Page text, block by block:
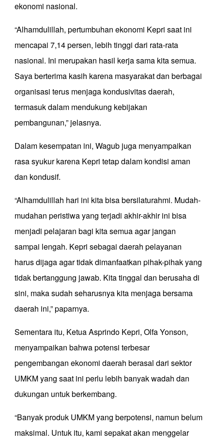
ekonomi nasional.
“Alhamdulillah, pertumbuhan ekonomi Kepri saat ini
mencapai 7,14 persen, lebih tinggi dari rata-rata
nasional. Ini merupakan hasil kerja sama kita semua.
Saya berterima kasih karena masyarakat dan berbagai
organisasi terus menjaga kondusivitas daerah,
termasuk dalam mendukung kebijakan
pembangunan,” jelasnya.
Dalam kesempatan ini, Wagub juga menyampaikan
rasa syukur karena Kepri tetap dalam kondisi aman
dan kondusif.
“Alhamdulillah hari ini kita bisa bersilaturahmi. Mudah-
mudahan peristiwa yang terjadi akhir-akhir ini bisa
menjadi pelajaran bagi kita semua agar jangan
sampai lengah. Kepri sebagai daerah pelayanan
harus dijaga agar tidak dimanfaatkan pihak-pihak yang
tidak bertanggung jawab. Kita tinggal dan berusaha di
sini, maka sudah seharusnya kita menjaga bersama
daerah ini,” paparnya.
Sementara itu, Ketua Asprindo Kepri, Olfa Yonson,
menyampaikan bahwa potensi terbesar
pengembangan ekonomi daerah berasal dari sektor
UMKM yang saat ini perlu lebih banyak wadah dan
dukungan untuk berkembang.
“Banyak produk UMKM yang berpotensi, namun belum
maksimal. Untuk itu, kami sepakat akan menggelar